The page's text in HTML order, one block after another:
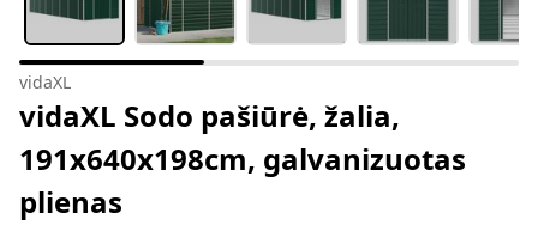
vidaXL
vidaXL Sodo pašiūrė, žalia,
191x640x198cm, galvanizuotas
plienas